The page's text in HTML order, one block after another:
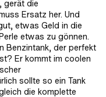
gerät die
Ersatz her. Und
etwas Geld in die
etwas zu gönnen.
Benzintank, der perfekt
Er kommt im coolen
sollte so ein Tank
die komplette